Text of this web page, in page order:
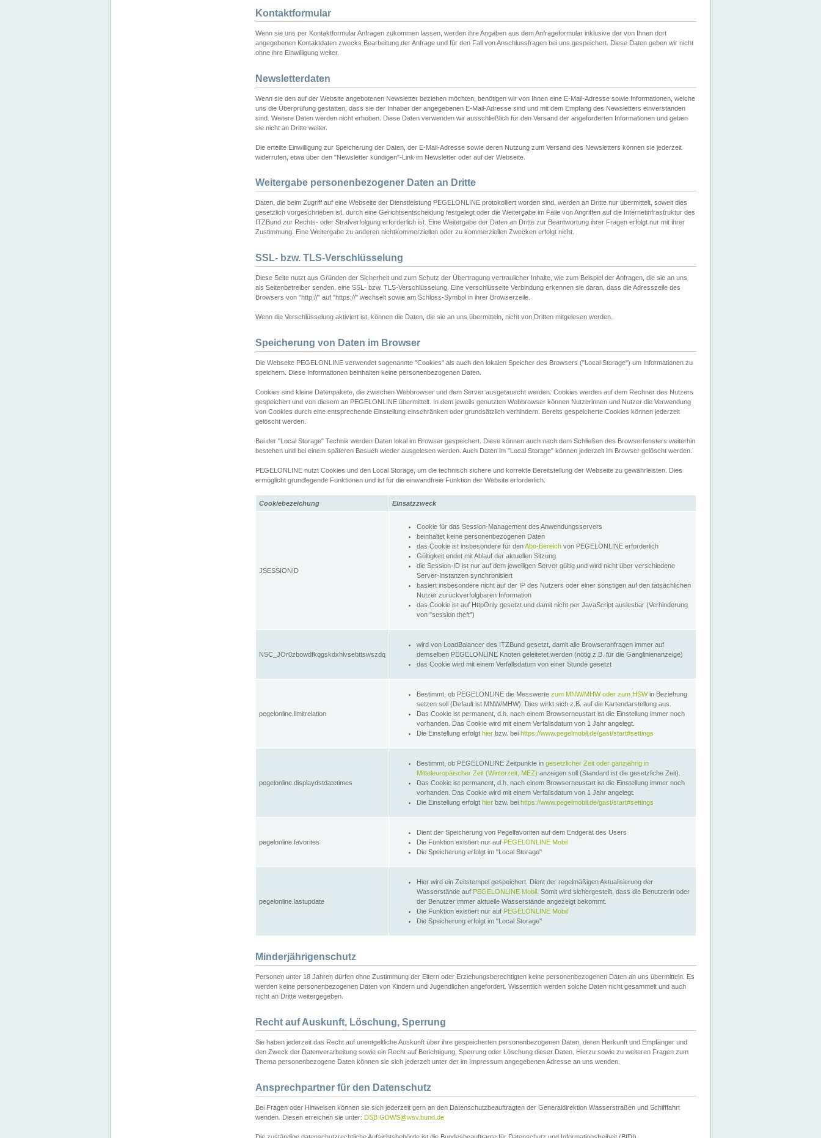
Kontaktformular
Wenn sie uns per Kontaktformular Anfragen zukommen lassen, werden ihre Angaben aus dem Anfrageformular inklusive der von Ihnen dort
angegebenen Kontaktdaten zwecks Bearbeitung der Anfrage und für den Fall von Anschlussfragen bei uns gespeichert. Diese Daten geben wir nicht
ohne ihre Einwilligung weiter.
Newsletterdaten
Wenn sie den auf der Website angebotenen Newsletter beziehen möchten, benötigen wir von Ihnen eine E-Mail-Adresse sowie Informationen, welche
uns die Überprüfung gestatten, dass sie der Inhaber der angegebenen E-Mail-Adresse sind und mit dem Empfang des Newsletters einverstanden
sind. Weitere Daten werden nicht erhoben. Diese Daten verwenden wir ausschließlich für den Versand der angeforderten Informationen und geben
sie nicht an Dritte weiter.
Die erteilte Einwilligung zur Speicherung der Daten, der E-Mail-Adresse sowie deren Nutzung zum Versand des Newsletters können sie jederzeit
widerrufen, etwa über den "Newsletter kündigen"-Link im Newsletter oder auf der Webseite.
Weitergabe personenbezogener Daten an Dritte
Daten, die beim Zugriff auf eine Webseite der Dienstleistung PEGELONLINE protokolliert worden sind, werden an Dritte nur übermittelt, soweit dies
gesetzlich vorgeschrieben ist, durch eine Gerichtsentscheidung festgelegt oder die Weitergabe im Falle von Angriffen auf die Internetinfrastruktur des
ITZBund zur Rechts- oder Strafverfolgung erforderlich ist. Eine Weitergabe der Daten an Dritte zur Beantwortung ihrer Fragen erfolgt nur mit ihrer
Zustimmung. Eine Weitergabe zu anderen nichtkommerziellen oder zu kommerziellen Zwecken erfolgt nicht.
SSL- bzw. TLS-Verschlüsselung
Diese Seite nutzt aus Gründen der Sicherheit und zum Schutz der Übertragung vertraulicher Inhalte, wie zum Beispiel der Anfragen, die sie an uns
als Seitenbetreiber senden, eine SSL- bzw. TLS-Verschlüsselung. Eine verschlüsselte Verbindung erkennen sie daran, dass die Adresszeile des
Browsers von "http://" auf "https://" wechselt sowie am Schloss-Symbol in ihrer Browserzeile.
Wenn die Verschlüsselung aktiviert ist, können die Daten, die sie an uns übermitteln, nicht von Dritten mitgelesen werden.
Speicherung von Daten im Browser
Die Webseite PEGELONLINE verwendet sogenannte "Cookies" als auch den lokalen Speicher des Browsers ("Local Storage") um Informationen zu
speichern. Diese Informationen beinhalten keine personenbezogenen Daten.
Cookies sind kleine Datenpakete, die zwischen Webbrowser und dem Server ausgetauscht werden. Cookies werden auf dem Rechner des Nutzers
gespeichert und von diesem an PEGELONLINE übermittelt. In dem jeweils genutzten Webbrowser können Nutzerinnen und Nutzer die Verwendung
von Cookies durch eine entsprechende Einstellung einschränken oder grundsätzlich verhindern. Bereits gespeicherte Cookies können jederzeit
gelöscht werden.
Bei der "Local Storage" Technik werden Daten lokal im Browser gespeichert. Diese können auch nach dem Schließen des Browserfensters weiterhin
bestehen und bei einem späteren Besuch wieder ausgelesen werden. Auch Daten im "Local Storage" können jederzeit im Browser gelöscht werden.
PEGELONLINE nutzt Cookies und den Local Storage, um die technisch sichere und korrekte Bereitstellung der Webseite zu gewährleisten. Dies
ermöglicht grundlegende Funktionen und ist für die einwandfreie Funktion der Website erforderlich.
Cookiebezeichung Einsatzzweck
JSESSIONID
Cookie für das Session-Management des Anwendungsservers
beinhaltet keine personenbezogenen Daten
das Cookie ist insbesondere für denAbo-Bereich von PEGELONLINE erforderlich
Gültigkeit endet mit Ablauf der aktuellen Sitzung
die Session-ID ist nur auf dem jeweiligen Server gültig und wird nicht über verschiedene
Server-Instanzen synchronisiert
basiert insbesondere nicht auf der IP des Nutzers oder einer sonstigen auf den tatsächlichen
Nutzer zurückverfolgbaren Information
das Cookie ist auf HttpOnly gesetzt und damit nicht per JavaScript auslesbar (Verhinderung
von "session theft")
NSC_JOr0zbowdfkqgskdxhlvsebttswszdq
wird von LoadBalancer des ITZBund gesetzt, damit alle Browseranfragen immer auf
demselben PEGELONLINE Knoten geleitetet werden (nötig z.B. für die Ganglinienanzeige)
das Cookie wird mit einem Verfallsdatum von einer Stunde gesetzt
pegelonline.limitrelation
Bestimmt, ob PEGELONLINE die Messwerte zum MNW/MHW oder zum HSWin Beziehung
setzen soll (Default ist MNW/MHW). Dies wirkt sich z.B. auf die Kartendarstellung aus.
Das Cookie ist permanent, d.h. nach einem Browserneustart ist die Einstellung immer noch
vorhanden. Das Cookie wird mit einem Verfallsdatum von 1 Jahr angelegt.
Die Einstellung erfolgt hier bzw. bei https://www.pegelmobil.de/gast/start#settings
pegelonline.displaydstdatetimes
Bestimmt, ob PEGELONLINE Zeitpunkte in gesetzlicher Zeit oder ganzjährig in
Mitteleuropäischer Zeit (Winterzeit, MEZ) anzeigen soll (Standard ist die gesetzliche Zeit).
Das Cookie ist permanent, d.h. nach einem Browserneustart ist die Einstellung immer noch
vorhanden. Das Cookie wird mit einem Verfallsdatum von 1 Jahr angelegt.
Die Einstellung erfolgt hier bzw. bei https://www.pegelmobil.de/gast/start#settings
pegelonline.favorites
Dient der Speicherung von Pegelfavoriten auf dem Endgerät des Users
Die Funktion existiert nur auf PEGELONLINE Mobil
Die Speicherung erfolgt im "Local Storage"
pegelonline.lastupdate
Hier wird ein Zeitstempel gespeichert. Dient der regelmäßigen Aktualisierung der
Wasserstände auf PEGELONLINE Mobil . Somit wird sichergestellt, dass die Benutzerin oder
der Benutzer immer aktuelle Wasserstände angezeigt bekommt.
Die Funktion existiert nur auf PEGELONLINE Mobil
Die Speicherung erfolgt im "Local Storage"
Minderjährigenschutz
Personen unter 18 Jahren dürfen ohne Zustimmung der Eltern oder Erziehungsberechtigten keine personenbezogenen Daten an uns übermitteln. Es
werden keine personenbezogenen Daten von Kindern und Jugendlichen angefordert. Wissentlich werden solche Daten nicht gesammelt und auch
nicht an Dritte weitergegeben.
Recht auf Auskunft, Löschung, Sperrung
Sie haben jederzeit das Recht auf unentgeltliche Auskunft über ihre gespeicherten personenbezogenen Daten, deren Herkunft und Empfänger und
den Zweck der Datenverarbeitung sowie ein Recht auf Berichtigung, Sperrung oder Löschung dieser Daten. Hierzu sowie zu weiteren Fragen zum
Thema personenbezogene Daten können sie sich jederzeit unter der im Impressum angegebenen Adresse an uns wenden.
Ansprechpartner für den Datenschutz
Bei Fragen oder Hinweisen können sie sich jederzeit gern an den Datenschutzbeauftragten der Generaldirektion Wasserstraßen und Schifffahrt
wenden. Diesen erreichen sie unter: DSB.GDWS@wsv.bund.de